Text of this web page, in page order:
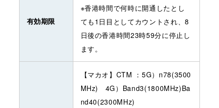
有効期限
※香港時間で何時に開通したとし
ても1日目としてカウントされ、8
日後の香港時間23時59分に停止し
ます。
【マカオ】CTM ：5G）n78(3500
MHz) 4G）Band3(1800MHz)Ba
nd40(2300MHz)